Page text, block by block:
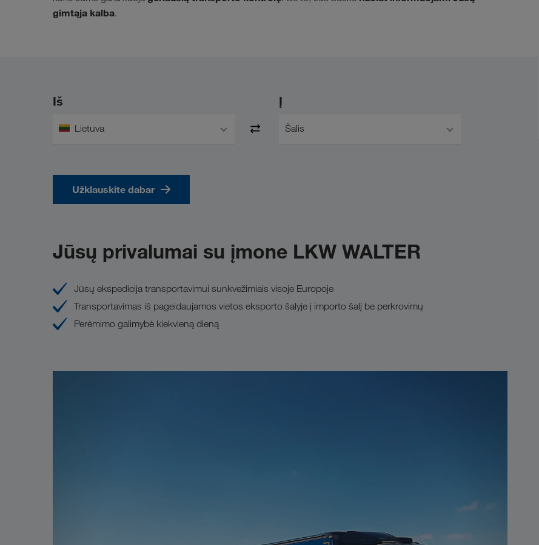
gimtąja kalba.
Iš
Lietuva
Į
Šalis
Užklauskite dabar
Jūsų privalumai su įmone LKW WALTER
Jūsų ekspedicija transportavimui sunkvežimiais visoje Europoje
Transportavimas iš pageidaujamos vietos eksporto šalyje į importo šalį be perkrovimų
Perėmimo galimybė kiekvieną dieną